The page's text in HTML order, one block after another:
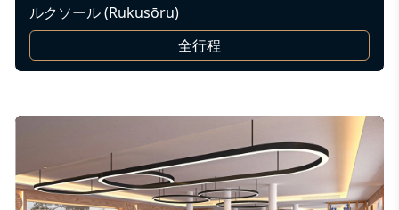
ルクソール (Rukusōru)
全行程